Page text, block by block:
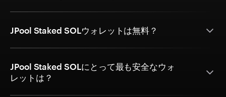
JPool Staked SOLウォレットは無料？
JPool Staked SOLにとって最も安全なウォ
レットは？